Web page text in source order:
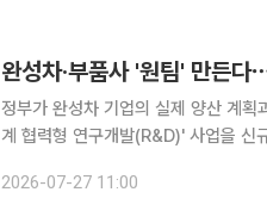
완성차·부품사 '원팀' 만든
정부가 완성차 기업의 실제 양산 계
계 협력형 연구개발(R&D)' 사업을 신
부는 27일 충남 천안 한국자동차연구
2026-07-27 11:00